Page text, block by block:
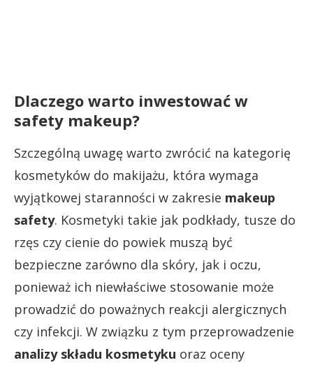
Dlaczego warto inwestować w
safety makeup?
Szczególną uwagę warto zwrócić na kategorię
kosmetyków do makijażu, która wymaga
wyjątkowej staranności w zakresie makeup
safety. Kosmetyki takie jak podkłady, tusze do
rzęs czy cienie do powiek muszą być
bezpieczne zarówno dla skóry, jak i oczu,
ponieważ ich niewłaściwe stosowanie może
prowadzić do poważnych reakcji alergicznych
czy infekcji. W związku z tym przeprowadzenie
analizy składu kosmetyku oraz oceny